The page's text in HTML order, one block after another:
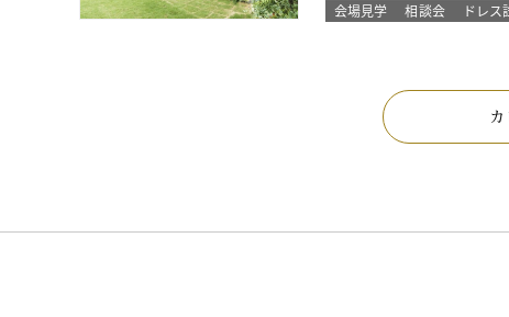
会場見学 相談会 ドレス